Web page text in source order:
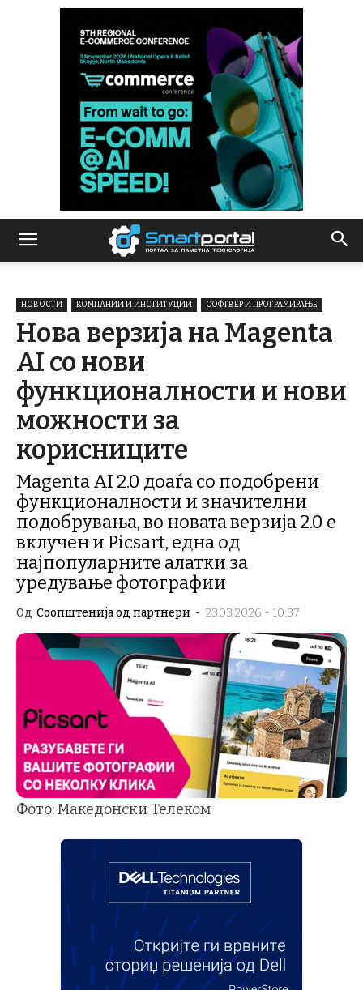
НОВОСТИ КОМПАНИИ И ИНСТИТУЦИИ СОФТВЕР И ПРОГРАМИРАЊЕ
Нова верзија на Magenta
AI со нови
функционалности и нови
можности за
корисниците
Magenta AI 2.0 доаѓа со подобрени
функционалности и значителни
подобрувања, во новата верзија 2.0 е
вклучен и Picsart, една од
најпопуларните алатки за
уредување фотографии
Од Соопштенија од партнери - 23.03.2026 - 10:37
Фото: Македонски Телеком